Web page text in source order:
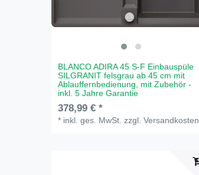
BLANCO ADIRA 45 S-F Einbauspüle
SILGRANIT felsgrau ab 45 cm mit
Ablauffernbedienung, mit Zubehör -
inkl. 5 Jahre Garantie
378,99 € *
* inkl. ges. MwSt. zzgl.Versandkosten